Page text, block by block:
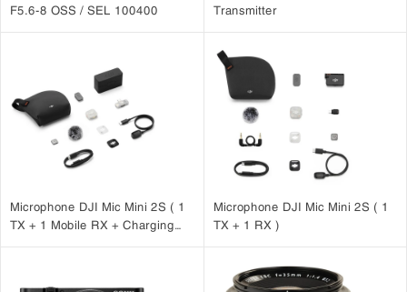
F5.6-8 OSS / SEL 100400
Transmitter
Microphone DJI Mic Mini 2S ( 1
TX + 1 Mobile RX + Charging
Microphone DJI Mic Mini 2S ( 1
TX + 1 RX )